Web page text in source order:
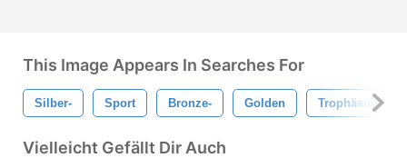
This Image Appears In Searches For
Silber- Sport Bronze- Golden
Vielleicht Gefällt Dir Auch